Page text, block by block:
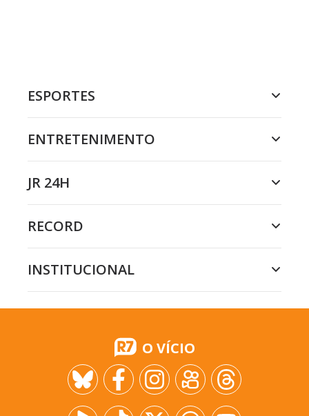
ESPORTES
ENTRETENIMENTO
JR 24H
RECORD
INSTITUCIONAL
O VÍCIO